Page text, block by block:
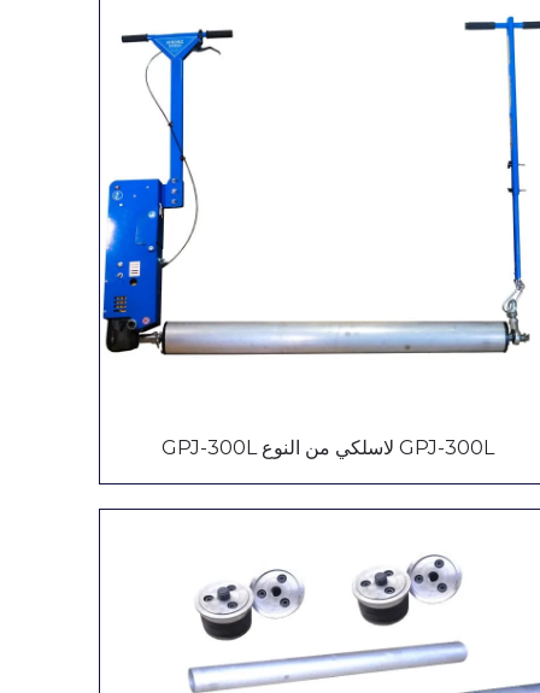
GPJ-300L لاسلكي من النوع GPJ-300L